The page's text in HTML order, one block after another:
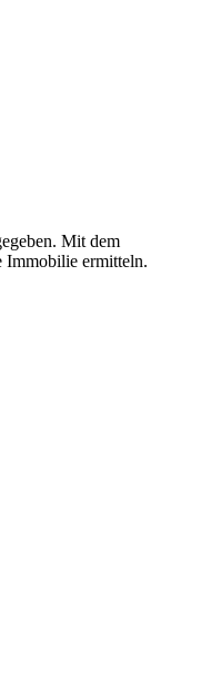
Mit dem
Immobilie ermitteln.